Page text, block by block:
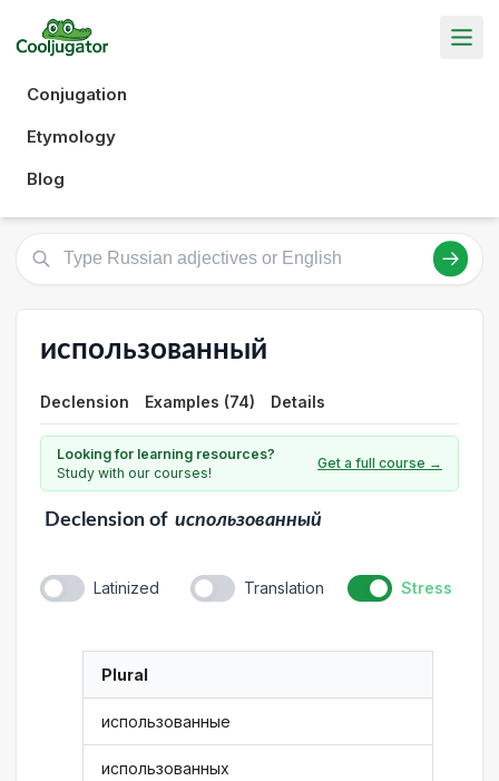
Conjugation
Etymology
Blog
использованный
Declension Examples (74) Details
Looking for learning resources?
Study with our courses!
Get a full course →
Declensionof использованный
Latinized Translation Stress
Plural
использованные
использованных